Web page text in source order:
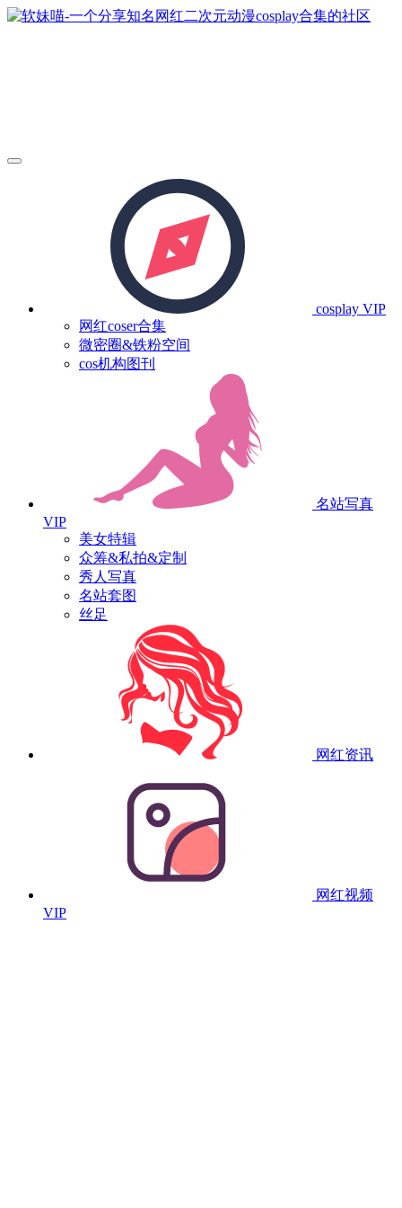
cosplay VIP
网红coser合集
微密圈&铁粉空间
cos机构图刊
名站写真
VIP
美女特辑
众筹&私拍&定制
秀人写真
名站套图
丝足
网红资讯
网红视频
VIP